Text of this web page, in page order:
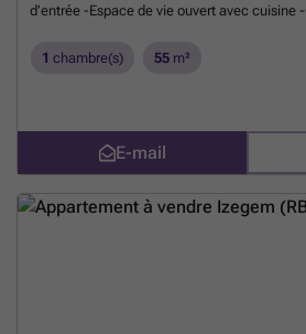
d’entrée -Espace de vie ouvert avec cuisine
sous-sol Atouts supplémentaires : -
supplémentaire Planifiez rapidement votre
1 chambre(s) 55 m²
E-mail